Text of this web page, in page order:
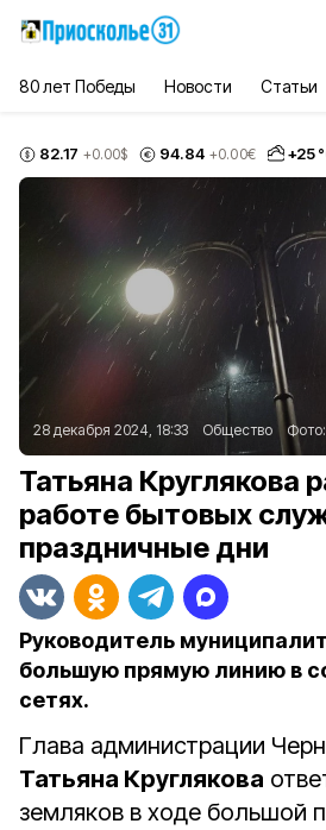
80 лет Победы Новости Статьи
82.17 +0.00$ 94.84 +0.00€ +25
28 декабря 2024, 18:33 Общество Фото:
Татьяна Круглякова
работе бытовых
праздничные дни
Руководитель
большую прямую линию в
сетях.
Глава администрации
Татьяна Круглякова
земляков в ходе большой